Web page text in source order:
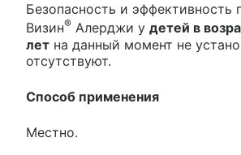
Безопасность и эффективность
Визин® Алерджи у детей в
лет на данный момент не
отсутствуют.
Способ применения
Местно.